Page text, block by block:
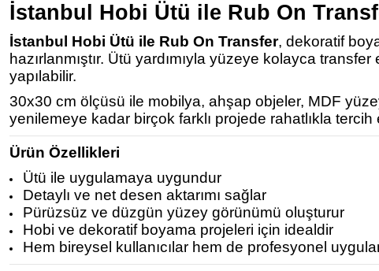
İstanbul Hobi Ütü ile Rub On
İstanbul Hobi Ütü ile Rub On Transfer, dekoratif
hazırlanmıştır. Ütü yardımıyla yüzeye kolayca
yapılabilir.
30x30 cm ölçüsü ile mobilya, ahşap objeler, MDF
yenilemeye kadar birçok farklı projede rahatlıkla tercih
Ürün Özellikleri
Ütü ile uygulamaya uygundur
Detaylı ve net desen aktarımı sağlar
Pürüzsüz ve düzgün yüzey görünümü oluşturur
Hobi ve dekoratif boyama projeleri için idealdir
Hem bireysel kullanıcılar hem de profesyonel